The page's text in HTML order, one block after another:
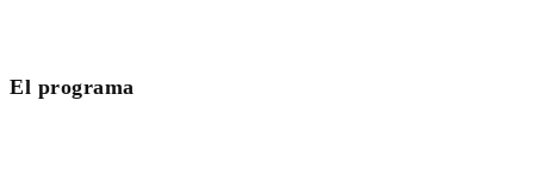
El programa